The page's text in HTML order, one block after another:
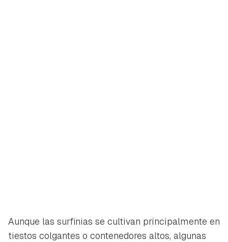
Aunque las surfinias se cultivan principalmente en
tiestos colgantes o contenedores altos, algunas